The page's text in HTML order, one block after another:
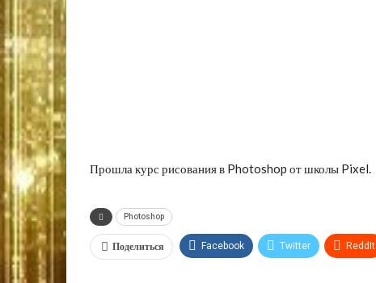
Прошла курс рисования в Photoshop от школы Pixel.
Photoshop
Поделиться Facebook Twitter ReddIt